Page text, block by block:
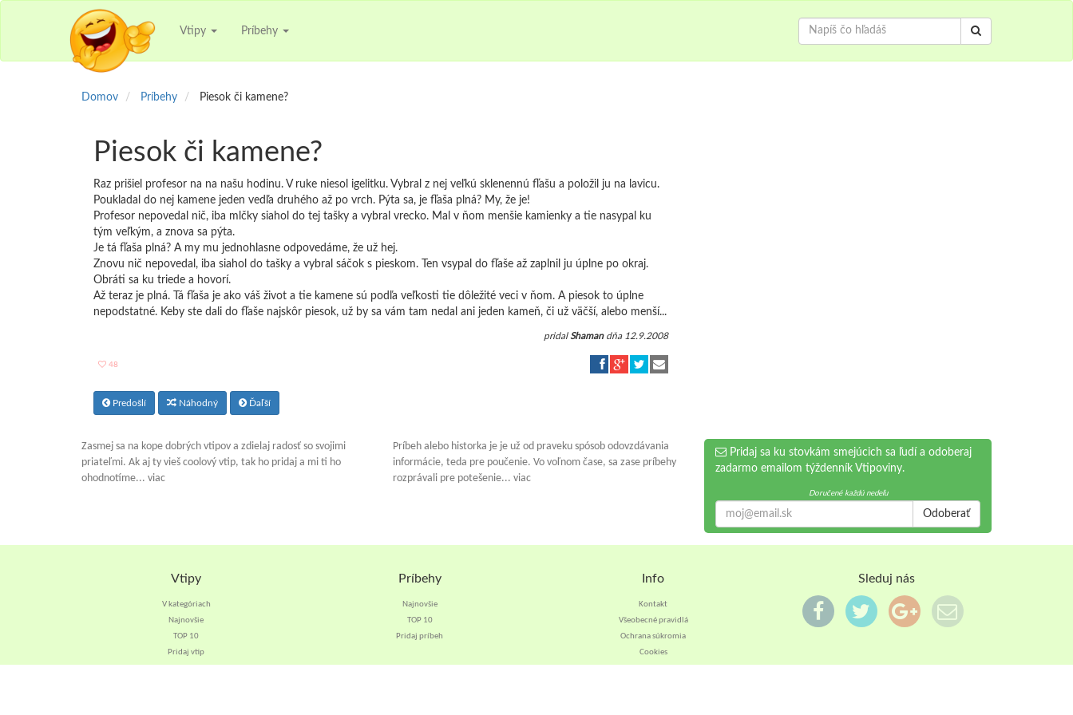
Vtipy Príbehy
Domov Príbehy Piesok či kamene?
Piesok či kamene?
Raz prišiel profesor na na našu hodinu. V ruke niesol igelitku. Vybral z nej veľkú sklenennú fľašu a položil ju na lavicu.
Poukladal do nej kamene jeden vedľa druhého až po vrch. Pýta sa, je fľaša plná? My, že je!
Profesor nepovedal nič, iba mlčky siahol do tej tašky a vybral vrecko. Mal v ňom menšie kamienky a tie nasypal ku
tým veľkým, a znova sa pýta.
Je tá fľaša plná? A my mu jednohlasne odpovedáme, že už hej.
Znovu nič nepovedal, iba siahol do tašky a vybral sáčok s pieskom. Ten vsypal do fľaše až zaplnil ju úplne po okraj.
Obráti sa ku triede a hovorí.
Až teraz je plná. Tá fľaša je ako váš život a tie kamene sú podľa veľkosti tie dôležité veci v ňom. A piesok to úplne
nepodstatné. Keby ste dali do fľaše najskôr piesok, už by sa vám tam nedal ani jeden kameň, či už väčší, alebo menší...
pridalShamandňa 12.9.2008
48
Predošlí Náhodný Ďaľší
Zasmej sa na kope dobrých vtipov a zdielaj radosť so svojimi
priateľmi. Ak aj ty vieš coolový vtip, tak ho pridaj a mi ti ho
ohodnotíme... viac
Príbeh alebo historka je je už od praveku spósob odovzdávania
informácie, teda pre poučenie. Vo voľnom čase, sa zase príbehy
rozprávali pre potešenie... viac
Pridaj sa ku stovkám smejúcich sa ľudí a odoberaj
zadarmo emailom týždenník Vtipoviny.
Doručené každú nedeľu
Odoberať
Vtipy
V kategóriach
Najnovšie
TOP 10
Pridaj vtip
Príbehy
Najnovšie
TOP 10
Pridaj príbeh
Info
Kontakt
Všeobecné pravidlá
Ochrana súkromia
Cookies
Sleduj nás